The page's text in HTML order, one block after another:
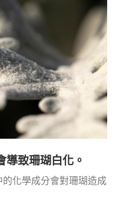
導致珊瑚白化。
化學成分會對珊瑚造成